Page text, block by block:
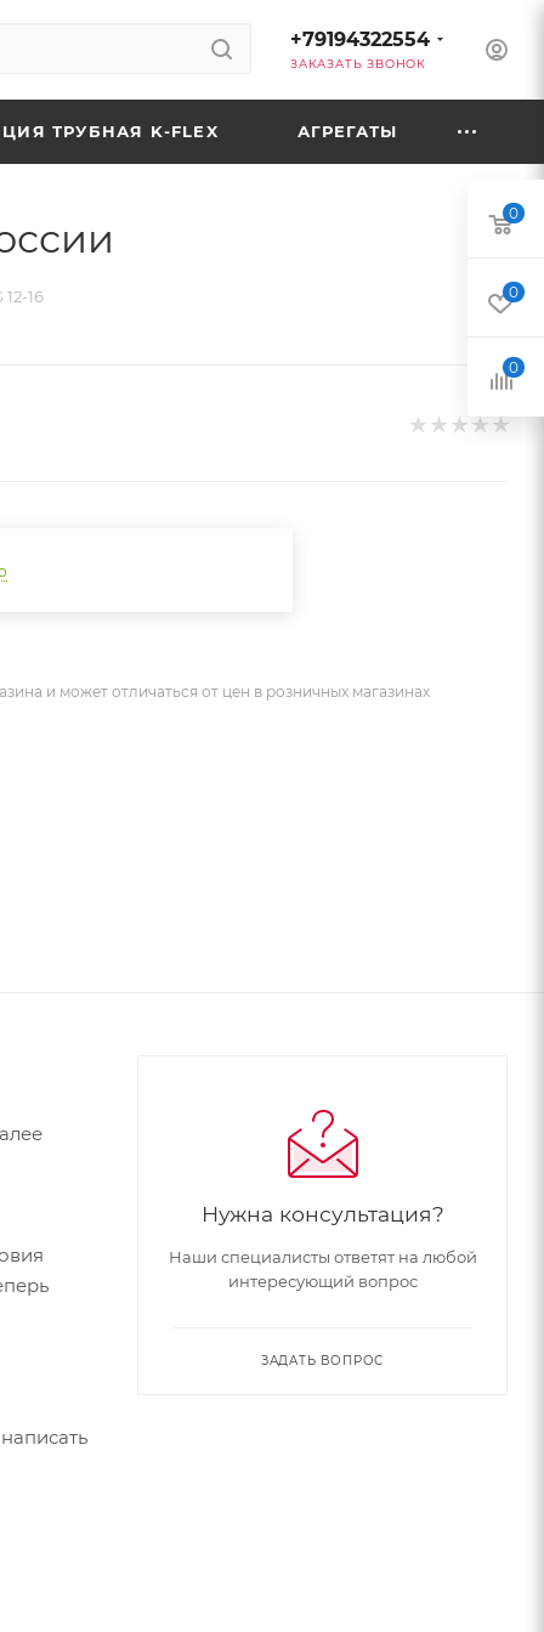
+79194322554
ЗАКАЗАТЬ ЗВОНОК
ТРУБНАЯ K-FLEX АГРЕГАТЫ
16
и может отличаться от цен в розничных магазинах
Нужна консультация?
Наши специалисты ответят на любой
интересующий вопрос
ЗАДАТЬ ВОПРОС
0
0
0